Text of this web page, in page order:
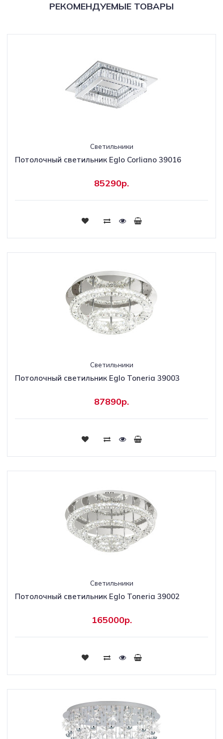
РЕКОМЕНДУЕМЫЕ ТОВАРЫ
Светильники
Потолочный светильник Eglo Corliano 39016
85290р.
Светильники
Потолочный светильник Eglo Toneria 39003
87890р.
Светильники
Потолочный светильник Eglo Toneria 39002
165000р.